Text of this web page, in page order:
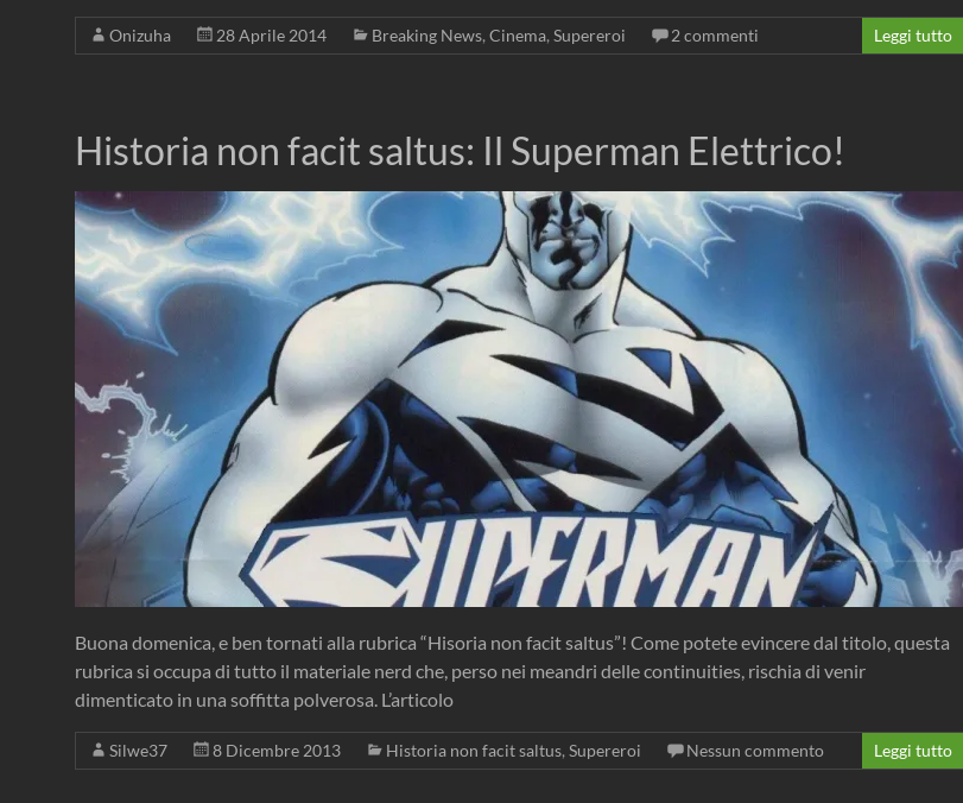
Onizuha 28 Aprile 2014 Breaking News, Cinema, Supereroi 2 commenti Leggi tutto
Historia non facit saltus: Il Superman Elettrico!
Buona domenica, e ben tornati alla rubrica “Hisoria non facit saltus”! Come potete evincere dal titolo, questa
rubrica si occupa di tutto il materiale nerd che, perso nei meandri delle continuities, rischia di venir
dimenticato in una soffitta polverosa. L’articolo
Silwe37 8 Dicembre 2013 Historia non facit saltus, Supereroi Nessun commento Leggi tutto